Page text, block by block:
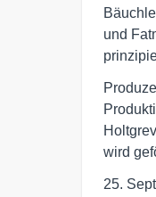
und
wird
25.